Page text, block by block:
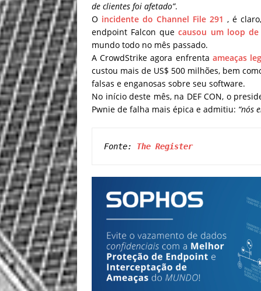
de clientes foi afetado”.
O incidente do Channel File 291 , é
endpoint Falcon quecausou um loop de
mundo todo no mês passado.
A CrowdStrike agora enfrenta ameaças
custou mais de US$ 500 milhões, bem
falsas e enganosas sobre seu software.
No início deste mês, na DEF CON, o
Pwnie de falha mais épica e admitiu: “nós
Fonte: The Register